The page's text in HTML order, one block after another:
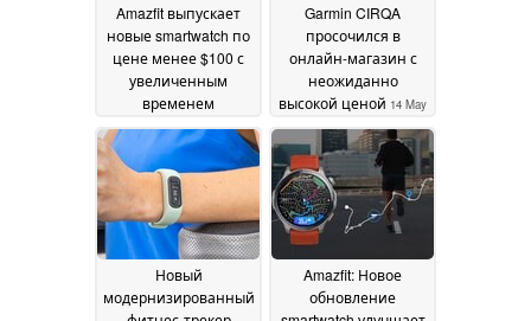
Amazfit выпускает
новые smartwatch по
цене менее $100 с
увеличенным
временем
автономной работы
20 May 2026
Garmin CIRQA
просочился в
онлайн-магазин с
неожиданно
высокой ценой 14 May
2026
Новый
модернизированный
Amazfit: Новое
обновление